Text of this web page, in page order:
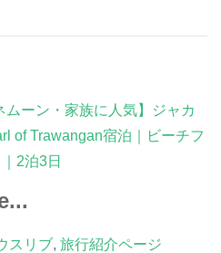
ムーン・家族に人気】ジャカ
of Trawangan宿泊｜ビーチフ
2泊3日
スリブ, 旅行紹介ページ